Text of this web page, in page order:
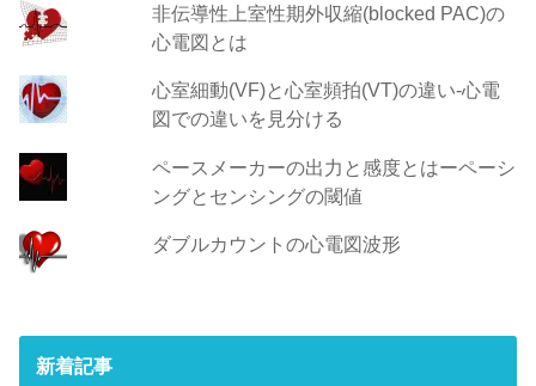
非伝導性上室性期外収縮(blocked PAC)の
心電図とは
心室細動(VF)と心室頻拍(VT)の違い‐心電
図での違いを見分ける
ペースメーカーの出力と感度とはーペーシ
ングとセンシングの閾値
ダブルカウントの心電図波形
新着記事